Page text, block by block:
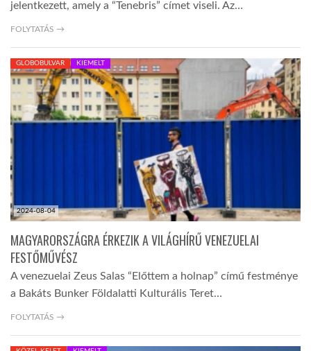
jelentkezett, amely a “Tenebris” címet viseli. Az…
FOLYTATÁS →
2024-08-04
GLOBOBULVAR KIEMELT
MAGYARORSZÁGRA ÉRKEZIK A VILÁGHÍRŰ VENEZUELAI
FESTŐMŰVÉSZ
A venezuelai Zeus Salas “Előttem a holnap” című festménye
a Bakáts Bunker Földalatti Kulturális Teret…
FOLYTATÁS →